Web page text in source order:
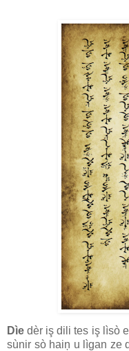
Dìe dèr iş dili tes iş lìsò
sùnir sò haiņ u lìgan ze